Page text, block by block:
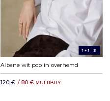
1+1=3
Albane wit poplin overhemd
120 € / 80 € MULTIBUY